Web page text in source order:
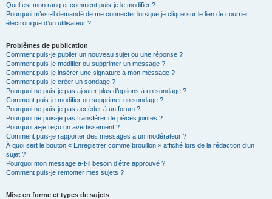
Quel est mon rang et comment puis-je le modifier ?
Pourquoi m’est-il demandé de me connecter lorsque je clique sur le lien de courrier
électronique d’un utilisateur ?
Problèmes de publication
Comment puis-je publier un nouveau sujet ou une réponse ?
Comment puis-je modifier ou supprimer un message ?
Comment puis-je insérer une signature à mon message ?
Comment puis-je créer un sondage ?
Pourquoi ne puis-je pas ajouter plus d’options à un sondage ?
Comment puis-je modifier ou supprimer un sondage ?
Pourquoi ne puis-je pas accéder à un forum ?
Pourquoi ne puis-je pas transférer de pièces jointes ?
Pourquoi ai-je reçu un avertissement ?
Comment puis-je rapporter des messages à un modérateur ?
À quoi sert le bouton « Enregistrer comme brouillon » affiché lors de la rédaction d’un
sujet ?
Pourquoi mon message a-t-il besoin d’être approuvé ?
Comment puis-je remonter mes sujets ?
Mise en forme et types de sujets